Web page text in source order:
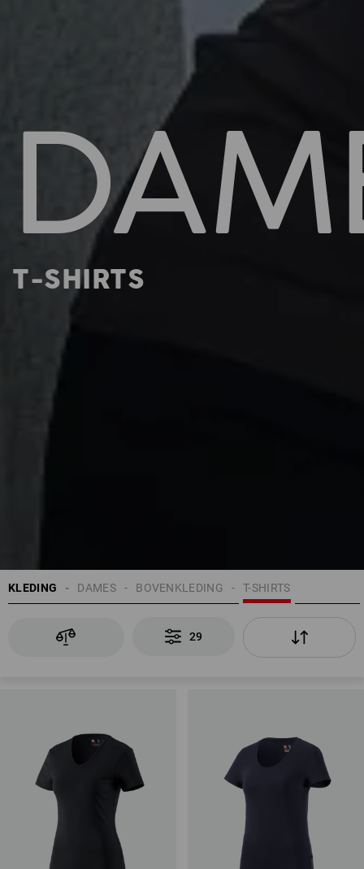
T-SHIRTS
KLEDING T-SHIRTS
BOVENKLEDING
DAMES
29